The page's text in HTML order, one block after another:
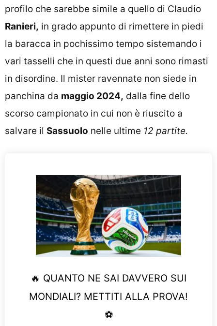
profilo che sarebbe simile a quello di Claudio
Ranieri, in grado appunto di rimettere in piedi
la baracca in pochissimo tempo sistemando i
vari tasselli che in questi due anni sono rimasti
in disordine. Il mister ravennate non siede in
panchina da maggio 2024, dalla fine dello
scorso campionato in cui non è riuscito a
salvare il Sassuolo nelle ultime 12 partite.
🔥 QUANTO NE SAI DAVVERO SUI
MONDIALI? METTITI ALLA PROVA!
⚽